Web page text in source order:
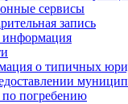
сервисы
запись
информация
о типичных
по погребению